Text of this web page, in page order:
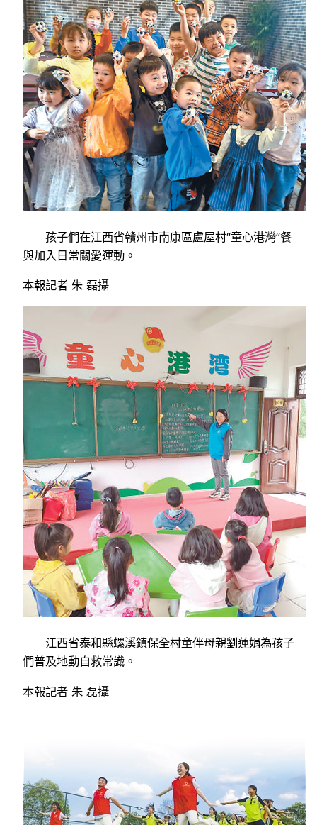
孩子們在江西省贛州市南康區盧屋村“童心港灣”餐
與加入日常關愛運動。
本報記者 朱 磊攝
江西省泰和縣螺溪鎮保全村童伴母親劉蓮娟為孩子
們普及地動自救常識。
本報記者 朱 磊攝